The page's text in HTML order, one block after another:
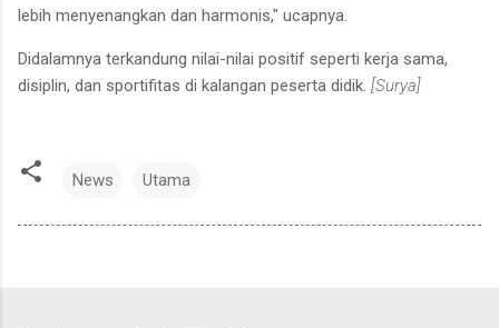
lebih menyenangkan dan harmonis," ucapnya.
Didalamnya terkandung nilai-nilai positif seperti kerja sama,
disiplin, dan sportifitas di kalangan peserta didik. [Surya]
News Utama